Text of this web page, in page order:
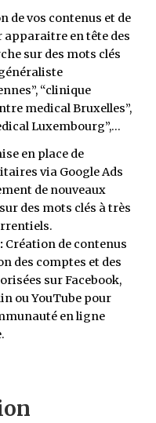
de vos contenus et de
apparaitre en tête des
sur des mots clés
“clinique
medical Bruxelles”,
Luxembourg”,…
en place de
via Google Ads
de nouveaux
des mots clés à très
Création de contenus
des comptes et des
sur Facebook,
ou YouTube pour
en ligne